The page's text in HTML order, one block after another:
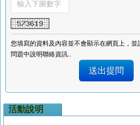
您填寫的資料及內容並不會顯示在網頁上，
問題中說明聯絡資訊..
活動說明